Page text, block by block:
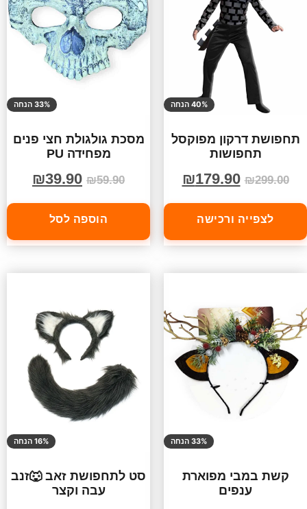
40% הנחה
תחפושת דרקון מפוקסל
תחפושות
₪299.00
₪179.90
לצפייה ורכישה
33% הנחה
מסכת גולגולת חצי פנים
מפחידה PU
₪59.90
₪39.90
הוספה לסל
33% הנחה
קשת במבי מפוארת
ענפים
16% הנחה
סט לתחפושת זאב 🐺זנב
עבה וקצר